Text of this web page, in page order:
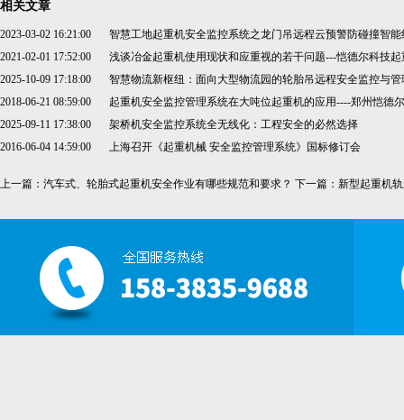
相关文章
2023-03-02 16:21:00
智慧工地起重机安全监控系统之龙门吊远程云预警防碰撞智能
2021-02-01 17:52:00
浅谈冶金起重机使用现状和应重视的若干问题---恺德尔科技
2025-10-09 17:18:00
智慧物流新枢纽：面向大型物流园的轮胎吊远程安全监控与管
2018-06-21 08:59:00
起重机安全监控管理系统在大吨位起重机的应用----郑州恺德
2025-09-11 17:38:00
架桥机安全监控系统全无线化：工程安全的必然选择
2016-06-04 14:59:00
上海召开《起重机械 安全监控管理系统》国标修订会
上一篇： 汽车式、轮胎式起重机安全作业有哪些规范和要求？ 下一篇： 新型起重机